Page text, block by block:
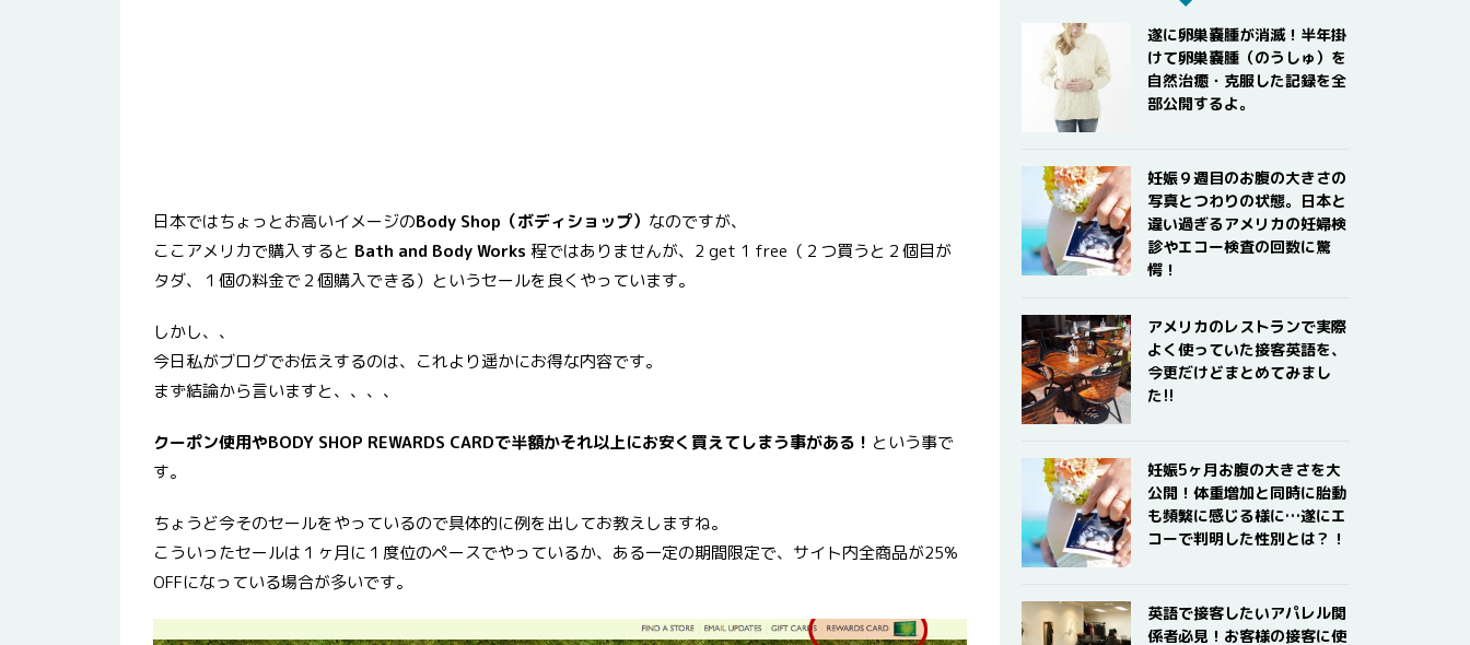
日本ではちょっとお高いイメージのBody Shop（ボディショップ） なのですが、
ここアメリカで購入すると Bath and Body Works 程ではありませんが、2 get 1 free（２つ買うと２個目が
タダ、１個の料金で２個購入できる）というセールを良くやっています。
しかし、、
今日私がブログでお伝えするのは、これより遥かにお得な内容です。
まず結論から言いますと、、、、
クーポン使用やBODY SHOP REWARDS CARDで半額かそれ以上にお安く買えてしまう事がある！ という事で
す。
ちょうど今そのセールをやっているので具体的に例を出してお教えしますね。
こういったセールは１ヶ月に１度位のペースでやっているか、ある一定の期間限定で、サイト内全商品が25%
OFFになっている場合が多いです。
遂に卵巣嚢腫が消滅！半年掛
けて卵巣嚢腫（のうしゅ）を
自然治癒・克服した記録を全
部公開するよ。
妊娠９週目のお腹の大きさの
写真とつわりの状態。日本と
違い過ぎるアメリカの妊婦検
診やエコー検査の回数に驚
愕！
アメリカのレストランで実際
よく使っていた接客英語を、
今更だけどまとめてみまし
た!!
妊娠5ヶ月お腹の大きさを大
公開！体重増加と同時に胎動
も頻繁に感じる様に…遂にエ
コーで判明した性別とは？！
英語で接客したいアパレル関
係者必見！お客様の接客に使